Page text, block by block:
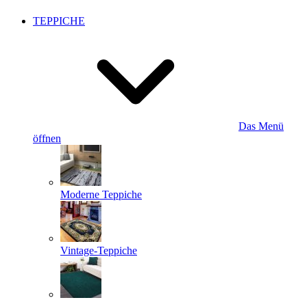
TEPPICHE
Das Menü
öffnen
Moderne Teppiche
Vintage-Teppiche